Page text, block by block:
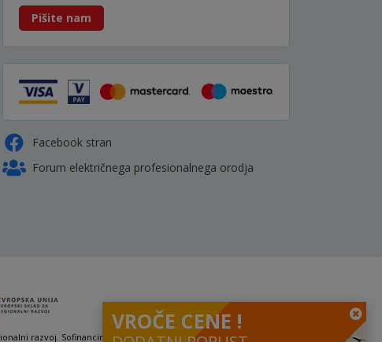
Pišite nam
Facebook stran
Forum električnega profesionalnega orodja
razvoj. Sofinanciranje se je pridobilo preko Vavčerja za digitalni marketing.
VROČE CENE !